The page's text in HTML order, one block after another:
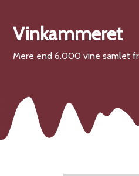
Vinkammeret
Mere end 6.000 vine samlet